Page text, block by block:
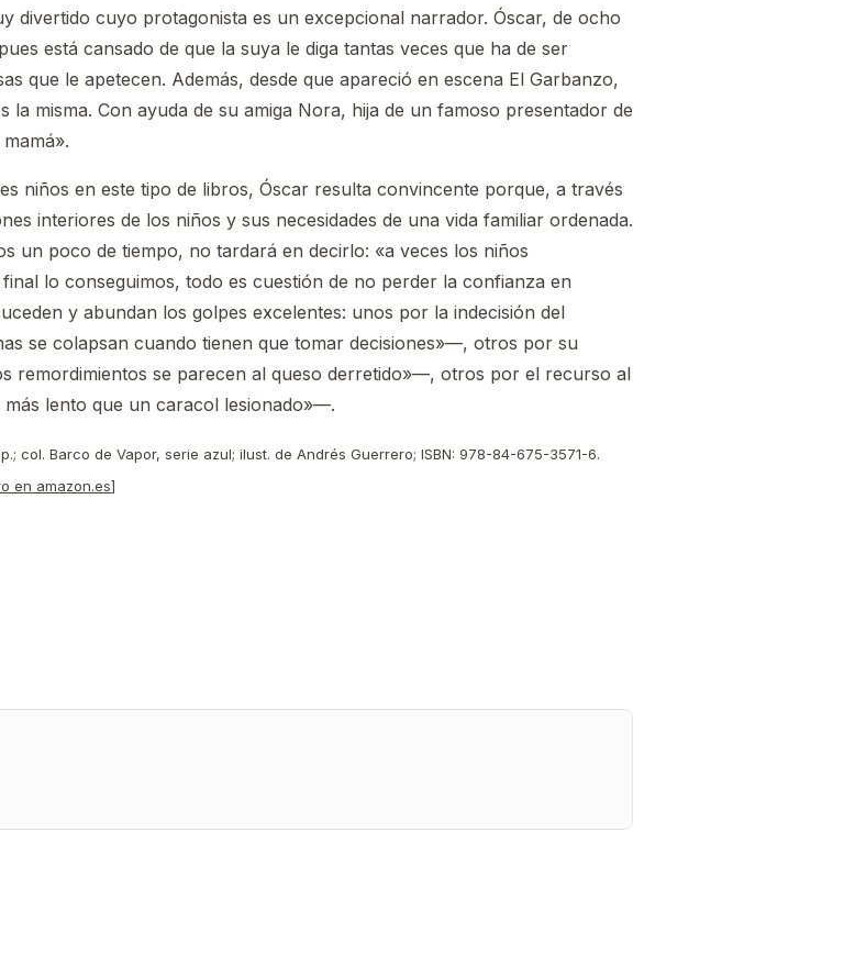
divertido cuyo protagonista es un excepcional narrador. Óscar, de ocho
está cansado de que la suya le diga tantas veces que ha de ser
que le apetecen. Además, desde que apareció en escena El Garbanzo,
misma. Con ayuda de su amiga Nora, hija de un famoso presentador de
niños en este tipo de libros, Óscar resulta convincente porque, a través
interiores de los niños y sus necesidades de una vida familiar ordenada.
un poco de tiempo, no tardará en decirlo: «a veces los niños
lo conseguimos, todo es cuestión de no perder la confianza en
y abundan los golpes excelentes: unos por la indecisión del
se colapsan cuando tienen que tomar decisiones»—, otros por su
remordimientos se parecen al queso derretido»—, otros por el recurso al
lento que un caracol lesionado»—.
col. Barco de Vapor, serie azul; ilust. de Andrés Guerrero; ISBN: 978-84-675-3571-6.
en amazon.es]